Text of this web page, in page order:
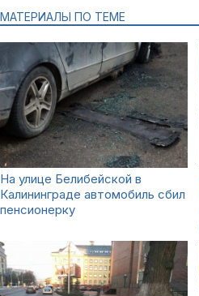
МАТЕРИАЛЫ ПО ТЕМЕ
На улице Белибейской в
Калининграде автомобиль сбил
пенсионерку